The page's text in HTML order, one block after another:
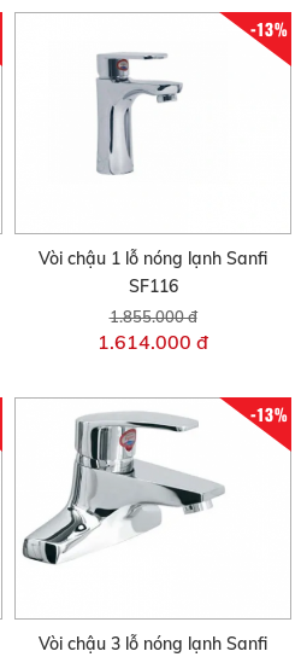
-13%
Vòi chậu 1 lỗ nóng lạnh Sanfi
SF116
1.855.000 đ
1.614.000 đ
-13%
Vòi chậu 3 lỗ nóng lạnh Sanfi